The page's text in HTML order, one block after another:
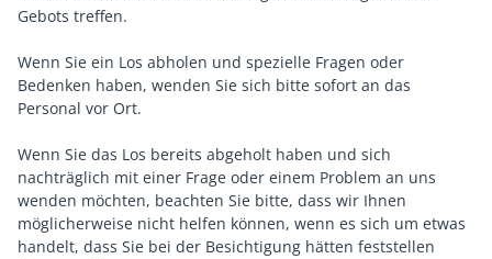
Gebots treffen.
Wenn Sie ein Los abholen und spezielle Fragen oder
Bedenken haben, wenden Sie sich bitte sofort an das
Personal vor Ort.
Wenn Sie das Los bereits abgeholt haben und sich
nachträglich mit einer Frage oder einem Problem an uns
wenden möchten, beachten Sie bitte, dass wir Ihnen
möglicherweise nicht helfen können, wenn es sich um etwas
handelt, dass Sie bei der Besichtigung hätten feststellen